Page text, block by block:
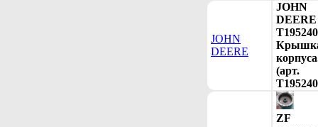
JOHN
DEERE
JOHN
DEERE
T195240
(арт.
ZF